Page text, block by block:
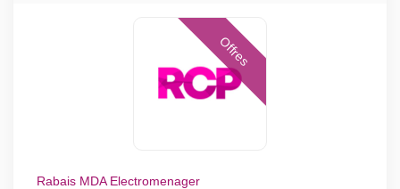
Offres
Rabais MDA Electromenager